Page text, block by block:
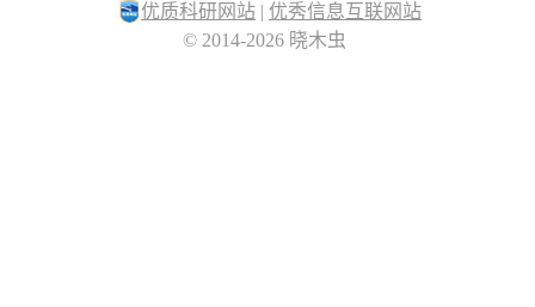
优质科研网站 | 优秀信息互联网站
© 2014-2026 晓木虫